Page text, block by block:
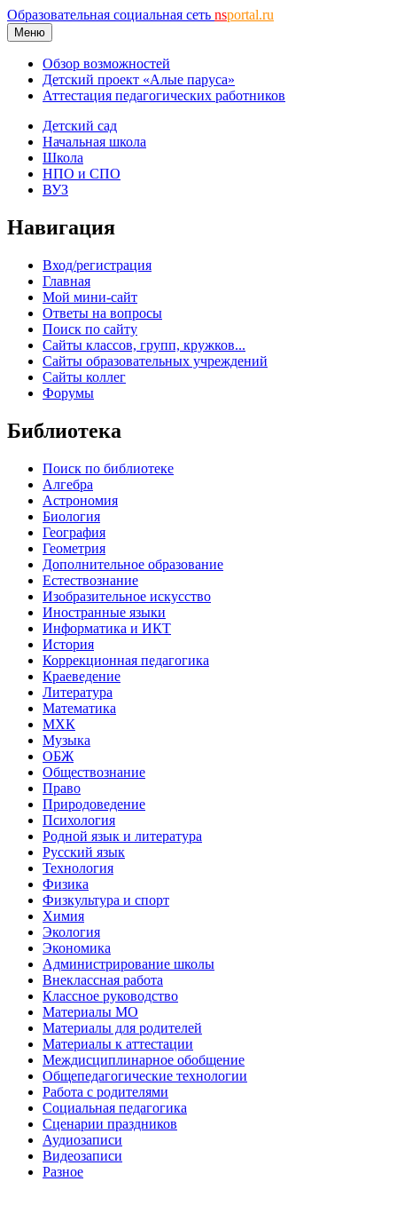
Образовательная социальная сеть nsportal.ru
Меню
Обзор возможностей
Детский проект «Алые паруса»
Аттестация педагогических работников
Детский сад
Начальная школа
Школа
НПО и СПО
ВУЗ
Навигация
Вход/регистрация
Главная
Мой мини-сайт
Ответы на вопросы
Поиск по сайту
Сайты классов, групп, кружков...
Сайты образовательных учреждений
Сайты коллег
Форумы
Библиотека
Поиск по библиотеке
Алгебра
Астрономия
Биология
География
Геометрия
Дополнительное образование
Естествознание
Изобразительное искусство
Иностранные языки
Информатика и ИКТ
История
Коррекционная педагогика
Краеведение
Литература
Математика
МХК
Музыка
ОБЖ
Обществознание
Право
Природоведение
Психология
Родной язык и литература
Русский язык
Технология
Физика
Физкультура и спорт
Химия
Экология
Экономика
Администрирование школы
Внеклассная работа
Классное руководство
Материалы МО
Материалы для родителей
Материалы к аттестации
Междисциплинарное обобщение
Общепедагогические технологии
Работа с родителями
Социальная педагогика
Сценарии праздников
Аудиозаписи
Видеозаписи
Разное